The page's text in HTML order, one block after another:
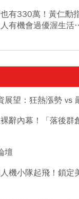
有330萬！黃仁勳
有機會過優渥生
展望：狂熱漲勢 vs
辭內幕！「落後群
壇
機小隊起飛！鎖定